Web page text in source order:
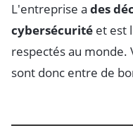
L'entreprise a des
cybersécurité et est
respectés au monde.
sont donc entre de